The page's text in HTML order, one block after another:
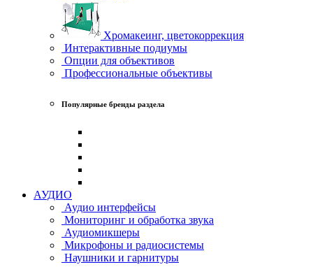
Хромакеинг, цветокоррекция
Интерактивные подиумы
Опции для объективов
Профессиональные объективы
Популярные бренды раздела
АУДИО
Аудио интерфейсы
Мониторинг и обработка звука
Аудиомикшеры
Микрофоны и радиосистемы
Наушники и гарнитуры